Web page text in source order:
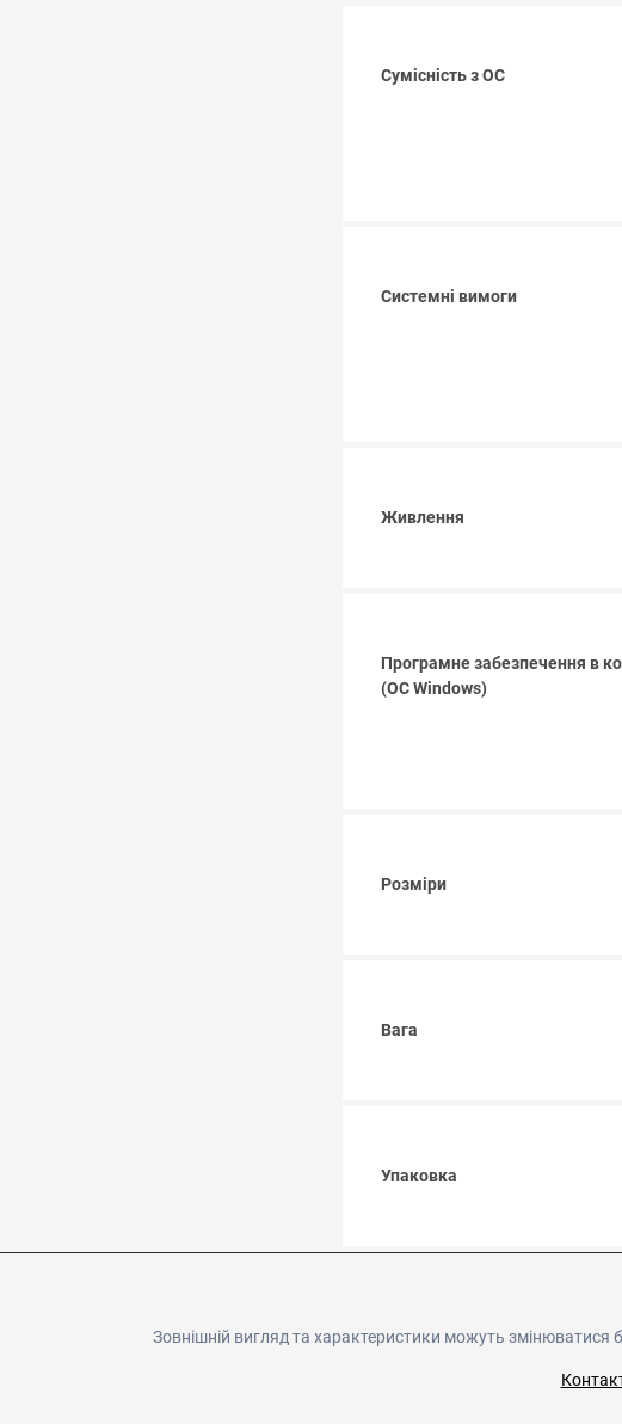
Сумісність з ОС
Системні вимоги
Живлення
Програмне забезпечення в
(ОС Windows)
Розміри
Вага
Упаковка
Зовнішній вигляд та характеристики можуть